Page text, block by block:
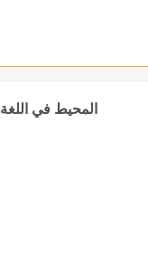
المحيط في اللغة